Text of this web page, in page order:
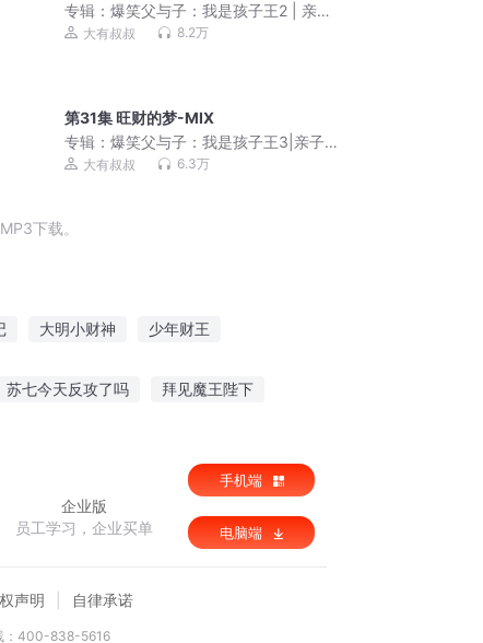
专辑：爆笑父与子：我是孩子王2 | 亲子
笑话 | 睡前故事
大有叔叔 8.2万
第31集 旺财的梦-MIX
专辑：爆笑父与子：我是孩子王3|亲子
笑话|睡前故事
大有叔叔 6.3万
下载。
大明小财神 少年财王
苏七今天反攻了吗 拜见魔王陛下
企业版
员工学习，企业买单
手机端
电脑端
声明 自律承诺
：400-838-5616